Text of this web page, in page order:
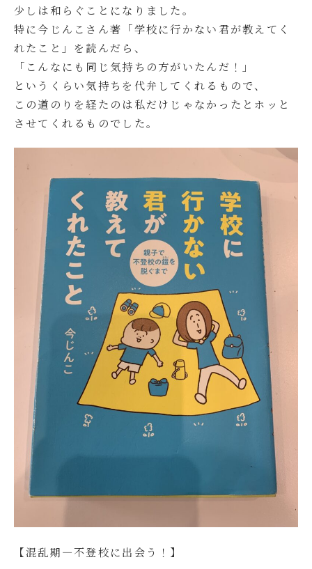
少しは和らぐことになりました。
特に今じんこさん著「学校に行かない君が教えてく
れたこと」を読んだら、
「こんなにも同じ気持ちの方がいたんだ！」
というくらい気持ちを代弁してくれるもので、
この道のりを経たのは私だけじゃなかったとホッと
させてくれるものでした。
【混乱期―不登校に出会う！】